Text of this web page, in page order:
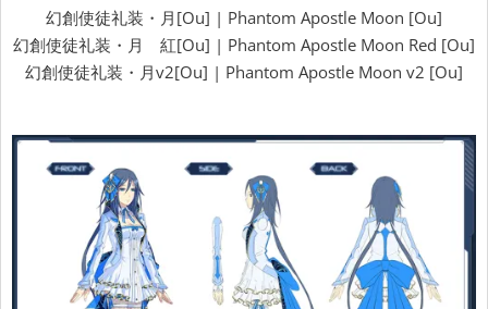
幻創使徒礼装・月[Ou] | Phantom Apostle Moon [Ou]
幻創使徒礼装・月 紅[Ou] | Phantom Apostle Moon Red [Ou]
幻創使徒礼装・月v2[Ou] | Phantom Apostle Moon v2 [Ou]